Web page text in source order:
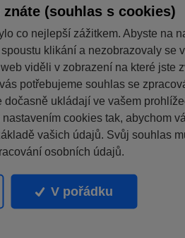
(souhlas s cookies)
co nejlepší zážitkem. Abyste na
klikání a nezobrazovaly se
viděli v zobrazení na které jste
potřebujeme souhlas se
ukládají ve vašem
cookies tak, abychom
vašich údajů. Svůj souhlas
osobních údajů.
V pořádku